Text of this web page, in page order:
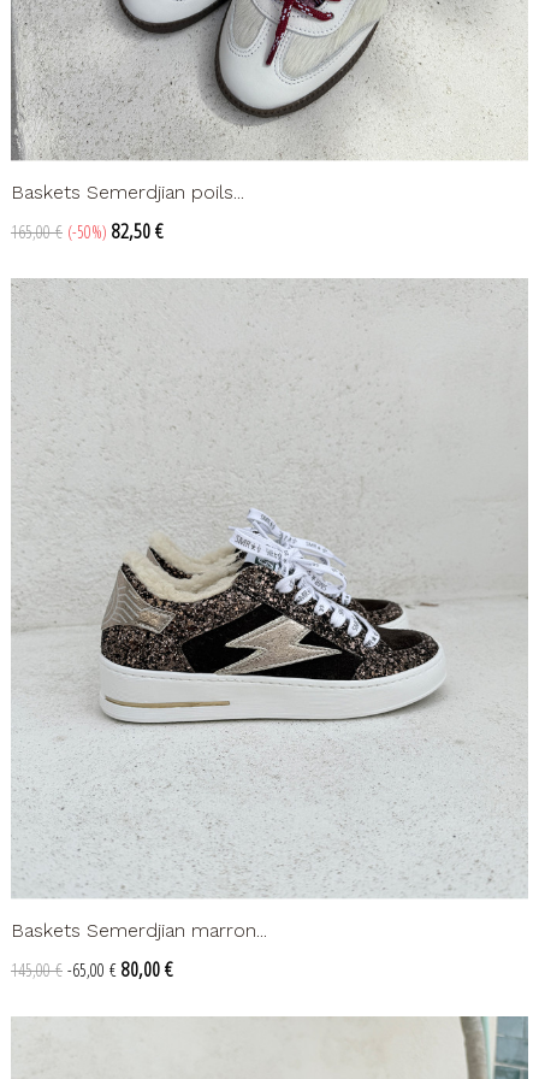
Baskets Semerdjian poils...
Prix
base
165,00 € -50% Prix
82,50 €
Baskets Semerdjian marron...
Prix
base
145,00 € -65,00 € Prix
80,00 €